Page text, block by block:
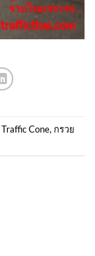
Traffic Cone, กรวย